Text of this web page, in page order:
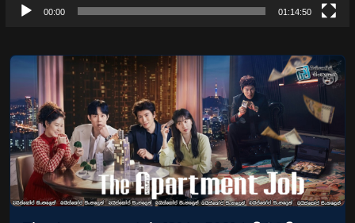
00:00 01:14:50